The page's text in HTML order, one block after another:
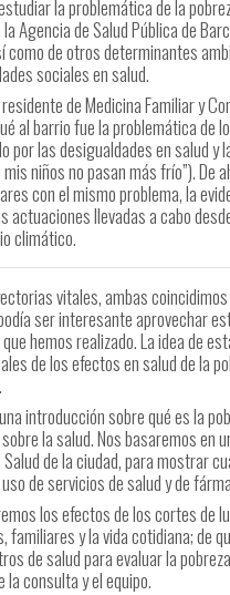
la problemática de la
Agencia de Salud Pública de
como de otros determinantes
sociales en salud.
de Medicina Familiar y
al barrio fue la problemática de
por las desigualdades en salud
niños no pasan más frío”).
con el mismo problema, la
actuaciones llevadas a cabo
climático.
vitales, ambas
ser interesante aprovechar
hemos realizado. La idea de
de los efectos en salud de la
introducción sobre qué es la
la salud. Nos basaremos en
de la ciudad, para mostrar
de servicios de salud y de
los efectos de los cortes de
familiares y la vida cotidiana; de
de salud para evaluar la
consulta y el equipo.